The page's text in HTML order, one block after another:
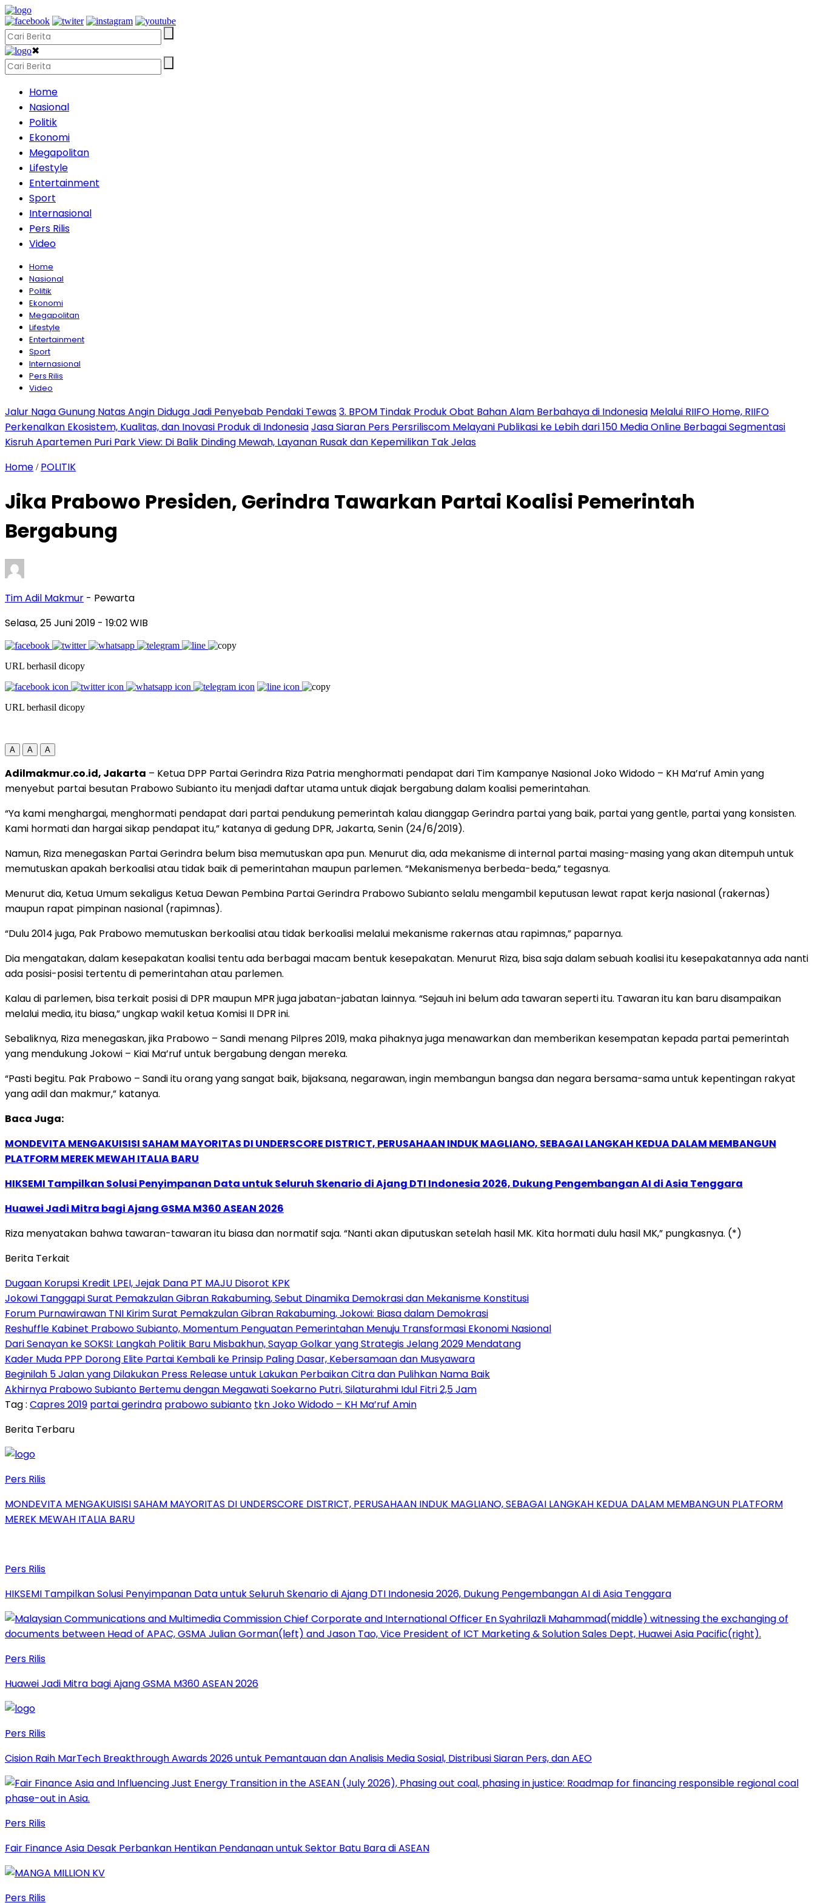
✖
Home
Nasional
Politik
Ekonomi
Megapolitan
Lifestyle
Entertainment
Sport
Internasional
Pers Rilis
Video
Home
Nasional
Politik
Ekonomi
Megapolitan
Lifestyle
Entertainment
Sport
Internasional
Pers Rilis
Video
Jalur Naga Gunung Natas Angin Diduga Jadi Penyebab Pendaki Tewas3. BPOM Tindak Produk Obat Bahan Alam Berbahaya di Indonesia Melalui RIIFO Home, RIIFO
Perkenalkan Ekosistem, Kualitas, dan Inovasi Produk di IndonesiaJasa Siaran Pers Persriliscom Melayani Publikasi ke Lebih dari 150 Media Online Berbagai Segmentasi
Kisruh Apartemen Puri Park View: Di Balik Dinding Mewah, Layanan Rusak dan Kepemilikan Tak Jelas
Home / POLITIK
Jika Prabowo Presiden, Gerindra Tawarkan Partai Koalisi Pemerintah
Bergabung
Tim Adil Makmur - Pewarta
Selasa, 25 Juni 2019 - 19:02 WIB
URL berhasil dicopy
URL berhasil dicopy
A A A
Adilmakmur.co.id, Jakarta – Ketua DPP Partai Gerindra Riza Patria menghormati pendapat dari Tim Kampanye Nasional Joko Widodo – KH Ma’ruf Amin yang
menyebut partai besutan Prabowo Subianto itu menjadi daftar utama untuk diajak bergabung dalam koalisi pemerintahan.
“Ya kami menghargai, menghormati pendapat dari partai pendukung pemerintah kalau dianggap Gerindra partai yang baik, partai yang gentle, partai yang konsisten.
Kami hormati dan hargai sikap pendapat itu,” katanya di gedung DPR, Jakarta, Senin (24/6/2019).
Namun, Riza menegaskan Partai Gerindra belum bisa memutuskan apa pun. Menurut dia, ada mekanisme di internal partai masing-masing yang akan ditempuh untuk
memutuskan apakah berkoalisi atau tidak baik di pemerintahan maupun parlemen. “Mekanismenya berbeda-beda,” tegasnya.
Menurut dia, Ketua Umum sekaligus Ketua Dewan Pembina Partai Gerindra Prabowo Subianto selalu mengambil keputusan lewat rapat kerja nasional (rakernas)
maupun rapat pimpinan nasional (rapimnas).
“Dulu 2014 juga, Pak Prabowo memutuskan berkoalisi atau tidak berkoalisi melalui mekanisme rakernas atau rapimnas,” paparnya.
Dia mengatakan, dalam kesepakatan koalisi tentu ada berbagai macam bentuk kesepakatan. Menurut Riza, bisa saja dalam sebuah koalisi itu kesepakatannya ada nanti
ada posisi-posisi tertentu di pemerintahan atau parlemen.
Kalau di parlemen, bisa terkait posisi di DPR maupun MPR juga jabatan-jabatan lainnya. “Sejauh ini belum ada tawaran seperti itu. Tawaran itu kan baru disampaikan
melalui media, itu biasa,” ungkap wakil ketua Komisi II DPR ini.
Sebaliknya, Riza menegaskan, jika Prabowo – Sandi menang Pilpres 2019, maka pihaknya juga menawarkan dan memberikan kesempatan kepada partai pemerintah
yang mendukung Jokowi – Kiai Ma’ruf untuk bergabung dengan mereka.
“Pasti begitu. Pak Prabowo – Sandi itu orang yang sangat baik, bijaksana, negarawan, ingin membangun bangsa dan negara bersama-sama untuk kepentingan rakyat
yang adil dan makmur,” katanya.
Baca Juga:
MONDEVITA MENGAKUISISI SAHAM MAYORITAS DI UNDERSCORE DISTRICT, PERUSAHAAN INDUK MAGLIANO, SEBAGAI LANGKAH KEDUA DALAM MEMBANGUN
PLATFORM MEREK MEWAH ITALIA BARU
HIKSEMI Tampilkan Solusi Penyimpanan Data untuk Seluruh Skenario di Ajang DTI Indonesia 2026, Dukung Pengembangan AI di Asia Tenggara
Huawei Jadi Mitra bagi Ajang GSMA M360 ASEAN 2026
Riza menyatakan bahwa tawaran-tawaran itu biasa dan normatif saja. “Nanti akan diputuskan setelah hasil MK. Kita hormati dulu hasil MK,” pungkasnya. (*)
Berita Terkait
Dugaan Korupsi Kredit LPEI, Jejak Dana PT MAJU Disorot KPK
Jokowi Tanggapi Surat Pemakzulan Gibran Rakabuming, Sebut Dinamika Demokrasi dan Mekanisme Konstitusi
Forum Purnawirawan TNI Kirim Surat Pemakzulan Gibran Rakabuming, Jokowi: Biasa dalam Demokrasi
Reshuffle Kabinet Prabowo Subianto, Momentum Penguatan Pemerintahan Menuju Transformasi Ekonomi Nasional
Dari Senayan ke SOKSI: Langkah Politik Baru Misbakhun, Sayap Golkar yang Strategis Jelang 2029 Mendatang
Kader Muda PPP Dorong Elite Partai Kembali ke Prinsip Paling Dasar, Kebersamaan dan Musyawara
Beginilah 5 Jalan yang Dilakukan Press Release untuk Lakukan Perbaikan Citra dan Pulihkan Nama Baik
Akhirnya Prabowo Subianto Bertemu dengan Megawati Soekarno Putri, Silaturahmi Idul Fitri 2,5 Jam
Tag : Capres 2019 partai gerindra prabowo subianto tkn Joko Widodo – KH Ma’ruf Amin
Berita Terbaru
Pers Rilis
MONDEVITA MENGAKUISISI SAHAM MAYORITAS DI UNDERSCORE DISTRICT, PERUSAHAAN INDUK MAGLIANO, SEBAGAI LANGKAH KEDUA DALAM MEMBANGUN PLATFORM
MEREK MEWAH ITALIA BARU
Pers Rilis
HIKSEMI Tampilkan Solusi Penyimpanan Data untuk Seluruh Skenario di Ajang DTI Indonesia 2026, Dukung Pengembangan AI di Asia Tenggara
Pers Rilis
Huawei Jadi Mitra bagi Ajang GSMA M360 ASEAN 2026
Pers Rilis
Cision Raih MarTech Breakthrough Awards 2026 untuk Pemantauan dan Analisis Media Sosial, Distribusi Siaran Pers, dan AEO
Pers Rilis
Fair Finance Asia Desak Perbankan Hentikan Pendanaan untuk Sektor Batu Bara di ASEAN
Pers Rilis